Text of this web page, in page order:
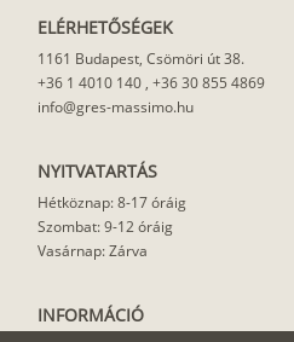
ELÉRHETŐSÉGEK
1161 Budapest, Csömöri út 38.
+36 1 4010 140 , +36 30 855 4869
info@gres-massimo.hu
NYITVATARTÁS
Hétköznap: 8-17 óráig
Szombat: 9-12 óráig
Vasárnap: Zárva
INFORMÁCIÓ